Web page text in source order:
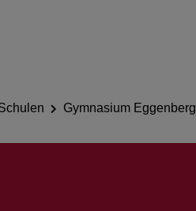
Gymnasium Eggenberg